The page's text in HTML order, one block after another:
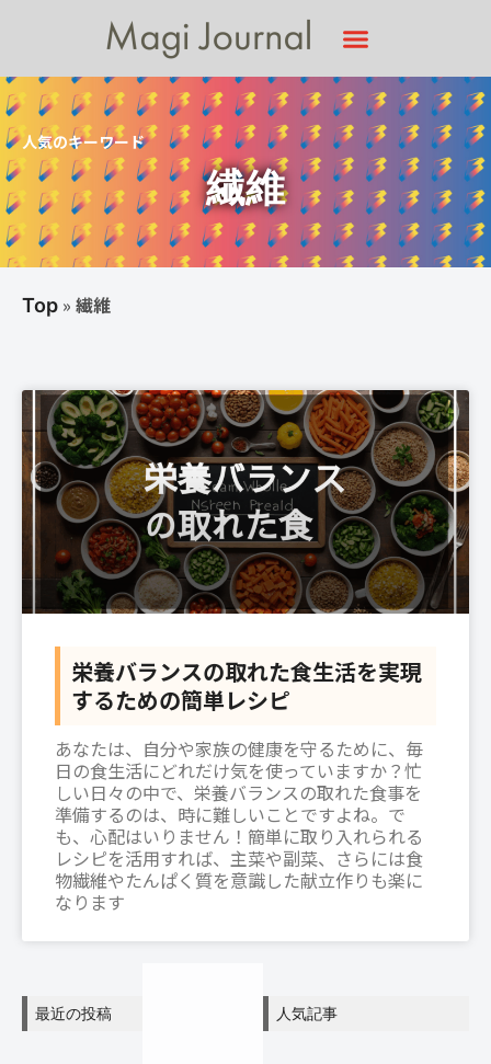
人気のキーワード
繊維
Top » 繊維
栄養バランスの取れた食生活を実現
するための簡単レシピ
あなたは、自分や家族の健康を守るために、毎
日の食生活にどれだけ気を使っていますか？忙
しい日々の中で、栄養バランスの取れた食事を
準備するのは、時に難しいことですよね。で
も、心配はいりません！簡単に取り入れられる
レシピを活用すれば、主菜や副菜、さらには食
物繊維やたんぱく質を意識した献立作りも楽に
なります
最近の投稿 人気記事